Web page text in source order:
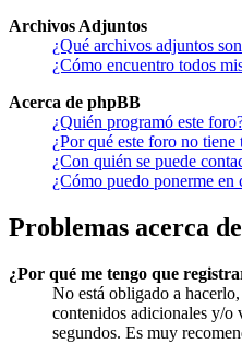
Archivos Adjuntos
¿Qué archivos adjuntos
¿Cómo encuentro todos
Acerca de phpBB
¿Quién programó este
¿Por qué este foro no tiene
¿Con quién se puede
¿Cómo puedo ponerme
Problemas acerca
¿Por qué me tengo que
No está obligado a
contenidos adicionales y/o
segundos. Es muy